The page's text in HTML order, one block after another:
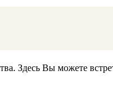
Здесь Вы можете